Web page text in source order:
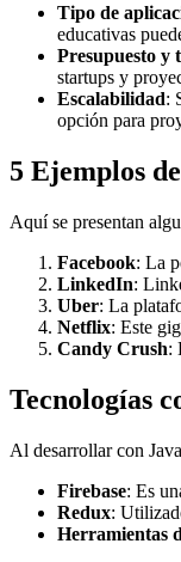
Tipo de
educativas
Presupuesto y
startups y
Escalabilidad:
opción para
5 Ejemplos
Aquí se presentan
Facebook: La
LinkedIn:
Uber: La
Netflix: Este
Candy Crush:
Tecnologías
Al desarrollar con
Firebase: Es
Redux:
Herramientas